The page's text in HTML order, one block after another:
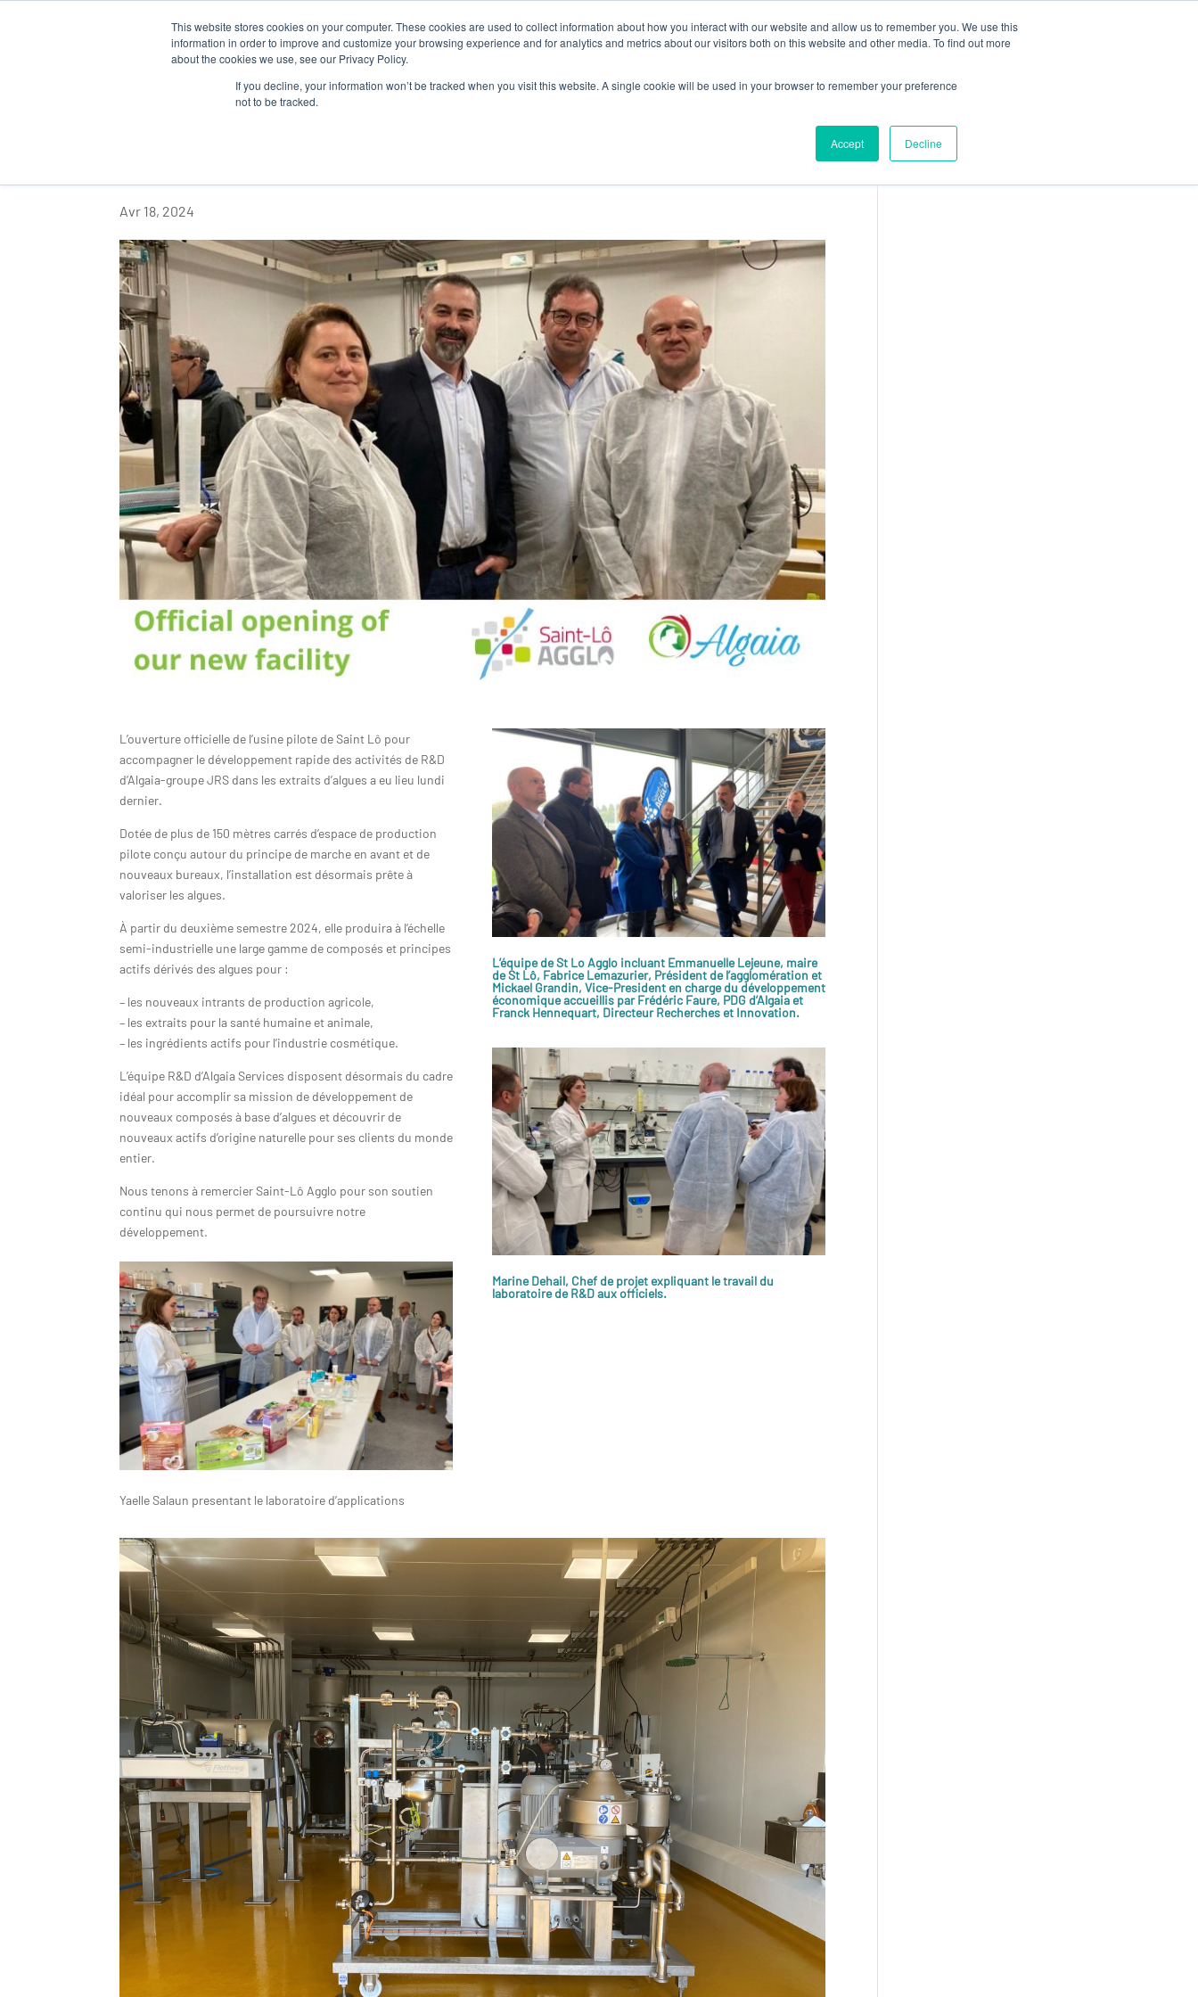
This website stores cookies on your computer. These cookies are used to collect information about how you interact with our website and allow us to remember you. We use this
information in order to improve and customize your browsing experience and for analytics and metrics about our visitors both on this website and other media. To find out more
about the cookies we use, see our Privacy Policy.
If you decline, your information won’t be tracked when you visit this website. A single cookie will be used in your browser to remember your preference
not to be tracked.
Accept Decline
QUI SOMMES-NOUS NOS PRODUITS ALGAIA SERVICES INNOVATION CARRIÈRES ACTUALITÉS
Ouverture officielle de la nouvelle usine pilote de
St Lô
Avr 18, 2024
L’ouverture officielle de l’usine pilote de Saint Lô pour
accompagner le développement rapide des activités de R&D
d’Algaia-groupe JRS dans les extraits d’algues a eu lieu lundi
dernier.
Dotée de plus de 150 mètres carrés d’espace de production
pilote conçu autour du principe de marche en avant et de
nouveaux bureaux, l’installation est désormais prête à
valoriser les algues.
À partir du deuxième semestre 2024, elle produira à l’échelle
semi-industrielle une large gamme de composés et principes
actifs dérivés des algues pour :
– les nouveaux intrants de production agricole,
– les extraits pour la santé humaine et animale,
– les ingrédients actifs pour l’industrie cosmétique.
L’équipe R&D d’Algaia Services disposent désormais du cadre
idéal pour accomplir sa mission de développement de
nouveaux composés à base d’algues et découvrir de
nouveaux actifs d’origine naturelle pour ses clients du monde
entier.
Nous tenons à remercier Saint-Lô Agglo pour son soutien
continu qui nous permet de poursuivre notre
développement.
Yaelle Salaun presentant le laboratoire d’applications
L’équipe de St Lo Agglo incluant Emmanuelle Lejeune, maire
de St Lô, Fabrice Lemazurier, Président de l’agglomération et
Mickael Grandin, Vice-President en charge du développement
économique accueillis par Frédéric Faure, PDG d’Algaia et
Franck Hennequart, Directeur Recherches et Innovation.
Marine Dehail, Chef de projet expliquant le travail du
laboratoire de R&D aux officiels.
Français